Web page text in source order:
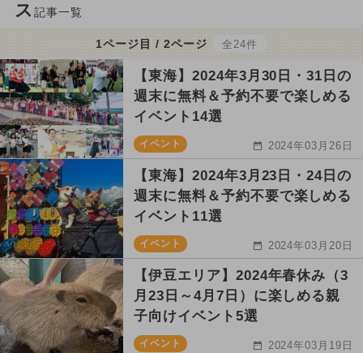
ス 記事一覧
1ページ目 / 2ページ 全24件
【東海】2024年3月30日・31日の
週末に無料＆予約不要で楽しめる
イベント14選
イベント 2024年03月26日
【東海】2024年3月23日・24日の
週末に無料＆予約不要で楽しめる
イベント11選
イベント 2024年03月20日
【伊豆エリア】2024年春休み（3
月23日～4月7日）に楽しめる親
子向けイベント5選
イベント 2024年03月19日